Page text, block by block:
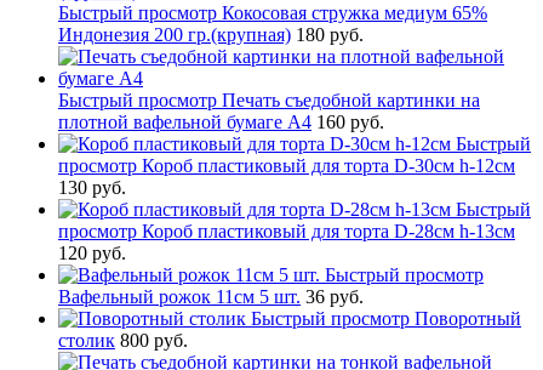
Быстрый просмотр Кокосовая стружка медиум 65%
Индонезия 200 гр.(крупная) 180 руб.
Быстрый просмотр Печать съедобной картинки на
плотной вафельной бумаге А4 160 руб.
Быстрый
просмотр Короб пластиковый для торта D-30см h-12см
130 руб.
Быстрый
просмотр Короб пластиковый для торта D-28см h-13см
120 руб.
Быстрый просмотр
Вафельный рожок 11см 5 шт. 36 руб.
Быстрый просмотр Поворотный
столик 800 руб.